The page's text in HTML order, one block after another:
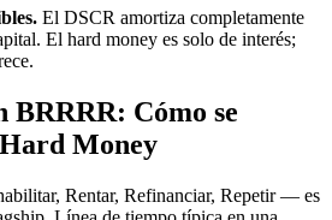
El DSCR amortiza completamente
El hard money es solo de interés;
BRRRR: Cómo se
Money
Rentar, Refinanciar, Repetir — es